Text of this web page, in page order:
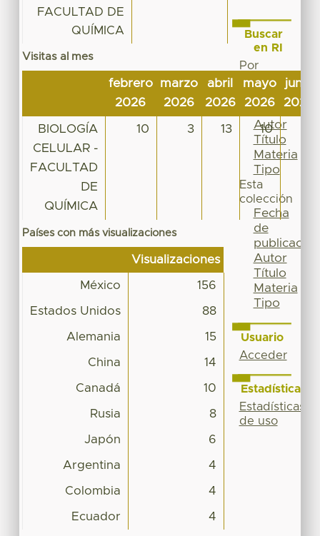
FACULTAD DE
QUÍMICA
Visitas al mes
febrero
2026
marzo
2026
abril
2026
mayo
2026
junio
2026
BIOLOGÍA
CELULAR -
FACULTAD
DE
QUÍMICA
10 3 13 10
Países con más visualizaciones
Visualizaciones
México 156
Estados Unidos 88
Alemania 15
China 14
Canadá 10
Rusia 8
Japón 6
Argentina 4
Colombia 4
Ecuador 4
Buscar
en RI
Por
Fecha
de
publicación
Autor
Título
Materia
Tipo
Esta
colección
Fecha
de
publicación
Autor
Título
Materia
Tipo
Usuario
Acceder
Estadísticas
Estadísticas
de uso